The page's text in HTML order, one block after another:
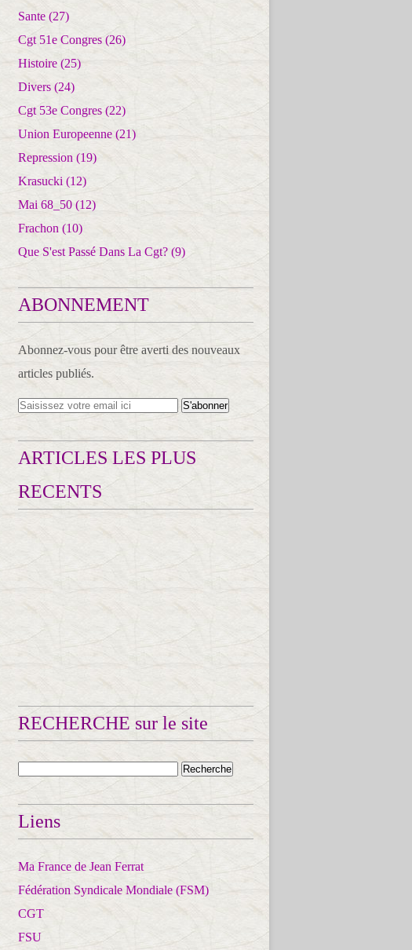
Sante (27)
Cgt 51e Congres (26)
Histoire (25)
Divers (24)
Cgt 53e Congres (22)
Union Europeenne (21)
Repression (19)
Krasucki (12)
Mai 68_50 (12)
Frachon (10)
Que S'est Passé Dans La Cgt? (9)
ABONNEMENT
Abonnez-vous pour être averti des nouveaux
articles publiés.
ARTICLES LES PLUS
RECENTS
RECHERCHE sur le site
Liens
Ma France de Jean Ferrat
Fédération Syndicale Mondiale (FSM)
CGT
FSU